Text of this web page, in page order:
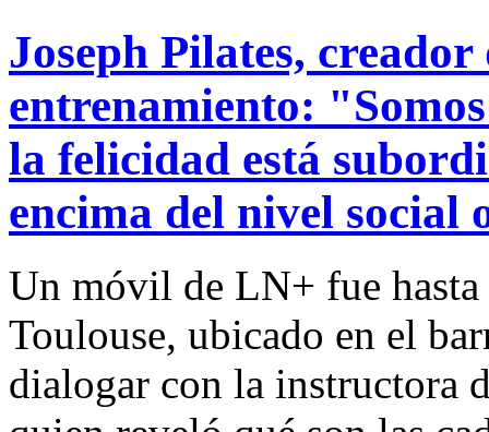
Joseph Pilates, creador
entrenamiento:
la felicidad está
encima del nivel social
Un móvil de LN+ fue
Toulouse, ubicado en el
dialogar con la instructora